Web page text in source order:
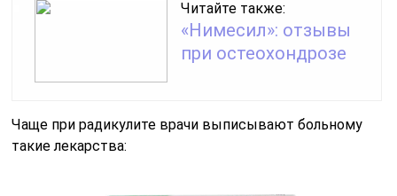
Читайте также:
«Нимесил»: отзывы
при остеохондрозе
Чаще при радикулите врачи выписывают больному
такие лекарства: